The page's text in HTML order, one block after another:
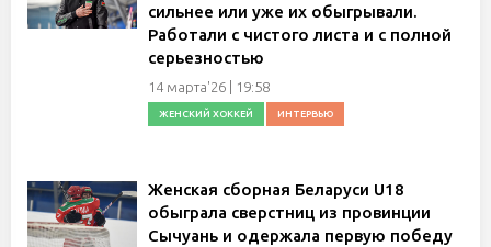
сильнее или уже их обыгрывали.
Работали с чистого листа и с полной
серьезностью
14 марта'26 | 19:58
ЖЕНСКИЙ ХОККЕЙ ИНТЕРВЬЮ
Женская сборная Беларуси U18
обыграла сверстниц из провинции
Сычуань и одержала первую победу